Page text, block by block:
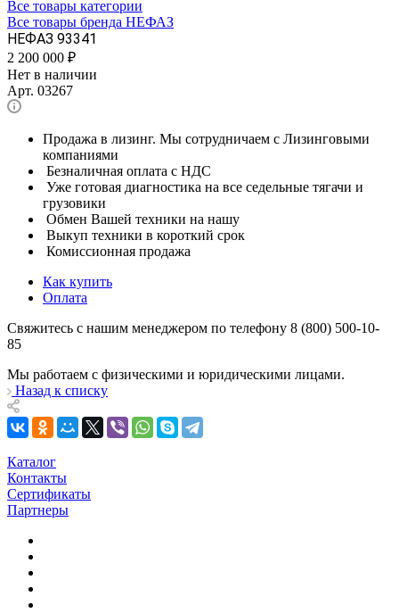
Все товары категории
Все товары бренда НЕФАЗ
НЕФАЗ 93341
2 200 000 ₽
Нет в наличии
Арт. 03267
Продажа в лизинг. Мы сотрудничаем с Лизинговыми
компаниями
Безналичная оплата с НДС
Уже готовая диагностика на все седельные тягачи и
грузовики
Обмен Вашей техники на нашу
Выкуп техники в короткий срок
Комиссионная продажа
Как купить
Оплата
Свяжитесь с нашим менеджером по телефону 8 (800) 500-10-
85
Мы работаем с физическими и юридическими лицами.
Назад к списку
Каталог
Контакты
Сертификаты
Партнеры